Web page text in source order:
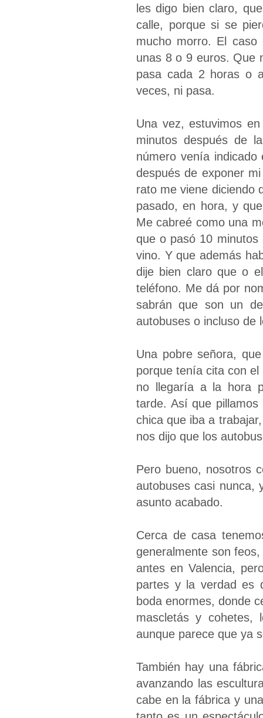
les digo bien claro,
calle, porque si se
mucho morro. El
unas 8 o 9 euros. Que
pasa cada 2 horas o
veces, ni pasa.
Una vez, estuvimos
minutos después de
número venía
después de exponer
rato me viene diciendo
pasado, en hora, y
Me cabreé como una
que o pasó 10
vino. Y que además
dije bien claro que o
teléfono. Me dá por
sabrán que son un
autobuses o incluso de
Una pobre señora,
porque tenía cita con
no llegaría a la hora
tarde. Así que
chica que iba a
nos dijo que los
Pero bueno, nosotros
autobuses casi nunca,
asunto acabado.
Cerca de casa
generalmente son
antes en Valencia,
partes y la verdad es
boda enormes, donde
mascletás y cohetes,
aunque parece que ya
También hay una
avanzando las
cabe en la fábrica y